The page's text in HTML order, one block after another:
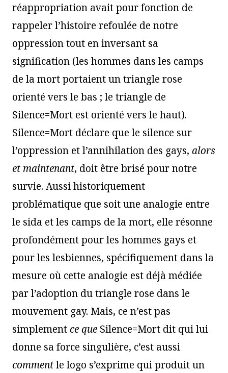
réappropriation avait pour fonction de
rappeler l’histoire refoulée de notre
oppression tout en inversant sa
signification (les hommes dans les camps
de la mort portaient un triangle rose
orienté vers le bas ; le triangle de
Silence=Mort est orienté vers le haut).
Silence=Mort déclare que le silence sur
l’oppression et l’annihilation des gays, alors
et maintenant, doit être brisé pour notre
survie. Aussi historiquement
problématique que soit une analogie entre
le sida et les camps de la mort, elle résonne
profondément pour les hommes gays et
pour les lesbiennes, spécifiquement dans la
mesure où cette analogie est déjà médiée
par l’adoption du triangle rose dans le
mouvement gay. Mais, ce n’est pas
simplementce que Silence=Mort dit qui lui
donne sa force singulière, c’est aussi
commentle logo s’exprime qui produit un